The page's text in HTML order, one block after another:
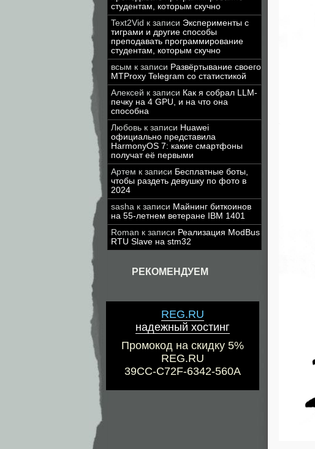
студентам, которым скучно
Text2Vid к записи Эксперименты с
тиграми и другие способы
преподавать программирование
студентам, которым скучно
всым к записи Развёртывание своего
MTProxy Telegram со статистикой
Алексей к записи Как я собрал LLM-
печку на 4 GPU, и на что она
способна
Любовь к записи Huawei
официально представила
HarmonyOS 7: какие смартфоны
получат её первыми
Артем к записи Бесплатные боты,
чтобы раздеть девушку по фото в
2024
sasha к записи Майнинг биткоинов
на 55-летнем ветеране IBM 1401
Roman к записи Реализация ModBus
RTU Slave на stm32
РЕКОМЕНДУЕМ
REG.RU
надежный хостинг
Промокод на скидку 5%
REG.RU
39CC-C72F-6342-560A